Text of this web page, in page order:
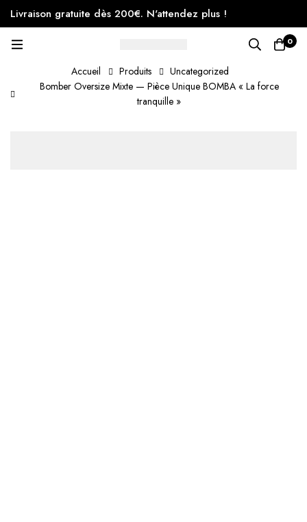
Livraison gratuite dès 200€. N'attendez plus !
0
Accueil Produits
Uncategorized
Bomber Oversize Mixte — Pièce Unique BOMBA « La force
tranquille »